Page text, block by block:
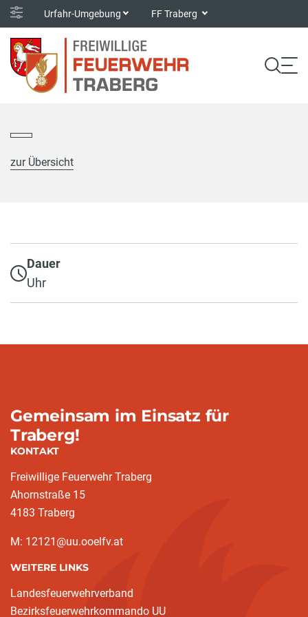
Urfahr-Umgebung FF Traberg
zur Übersicht
Dauer
Uhr
Gemeinsam im Einsatz für
Traberg!
KONTAKT
Freiwillige Feuerwehr Traberg
Ahornstraße 15
4183 Traberg
M: 12121@uu.ooelfv.at
WEITERE LINKS
Landesfeuerwehrverband
Bezirksfeuerwehrkommando UU